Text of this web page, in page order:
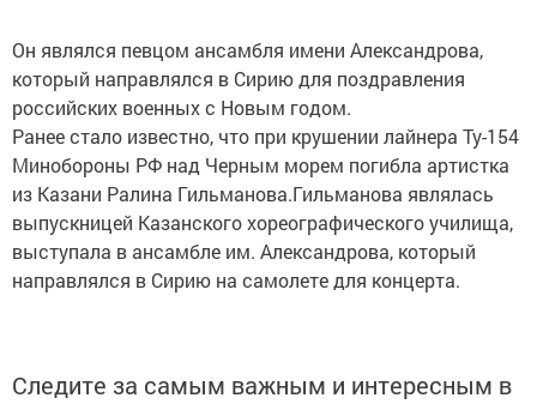
Он являлся певцом ансамбля имени Александрова,
который направлялся в Сирию для поздравления
российских военных с Новым годом.
Ранее стало известно, что при крушении лайнера Ту-154
Минобороны РФ над Черным морем погибла артистка
из Казани Ралина Гильманова.Гильманова являлась
выпускницей Казанского хореографического училища,
выступала в ансамбле им. Александрова, который
направлялся в Сирию на самолете для концерта.
Следите за самым важным и интересным в